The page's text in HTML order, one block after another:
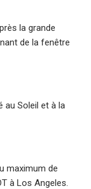
la grande
de la fenêtre
au Soleil et à la
maximum de
à Los Angeles.